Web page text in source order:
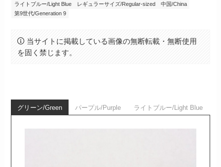
ライトブルー/Light Blue
レギュラーサイズ/Regular-sized
中国/China
第9世代/Generation 9
当サイトに掲載している画像の無断転載・無断使用
を固く禁じます。
グリーン/Green パープル/Purple ライトブルー/Light Blue